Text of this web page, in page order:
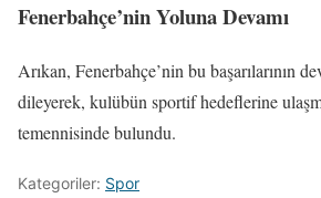
Fenerbahçe’nin Yoluna Devamı
Arıkan, Fenerbahçe’nin bu başarılarının
dileyerek, kulübün sportif hedeflerine
temennisinde bulundu.
Kategoriler: Spor